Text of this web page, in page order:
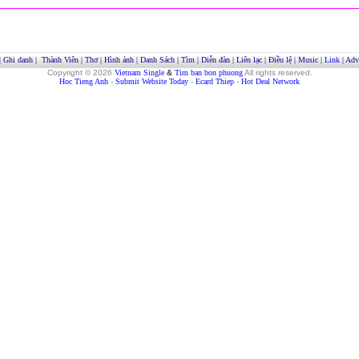
Ghi danh| Thành Viên| Thơ| Hình ảnh| Danh Sách| Tìm | Diễn đàn| Liên lạc| Điều lệ| Music| Link|
Copyright © 2026 Vietnam Single& Tim ban bon phuong All rights reserved.
Hoc Tieng Anh - Submit Website Today - Ecard Thiep - Hot Deal Network